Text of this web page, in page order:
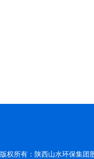
版权所有：陕西山水环保集团